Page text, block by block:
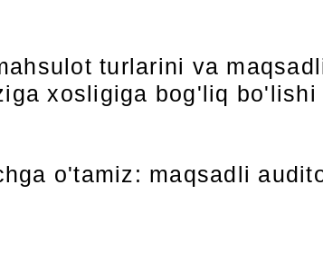
turlarini va
xosligiga bog'liq bo'lishi
o'tamiz: maqsadli